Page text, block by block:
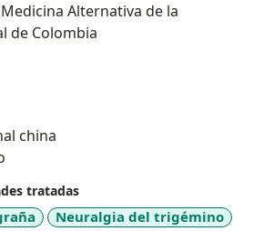
Alternativa de la
de Colombia
china
tratadas
Neuralgia del trigémino